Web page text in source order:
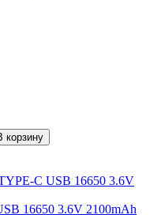
корзину
16650 3.6V 2100mAh